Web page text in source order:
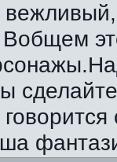
Вобщем